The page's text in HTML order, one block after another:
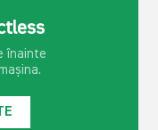
înainte